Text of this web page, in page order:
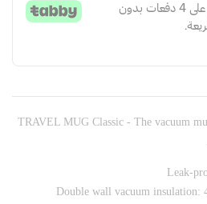
TRAVEL MUG Classic - The vacuum
Double wall vacuum insulation: